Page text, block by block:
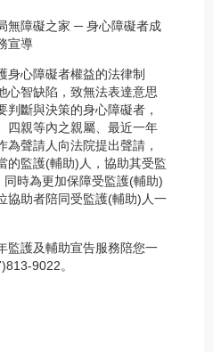
無障礙之家 ─ 身心障礙者成
宣導
身心障礙者權益的法律制
心智缺陷，致無法表達意思
斷與決策的身心障礙者，
四親等內之親屬、最近一年
聲請人向法院提出聲請，
的監護(輔助)人，協助其受監
時為更加保障受監護(輔助)
協助者陪同受監護(輔助)人一
監護及輔助宣告服務陪您一
9022。